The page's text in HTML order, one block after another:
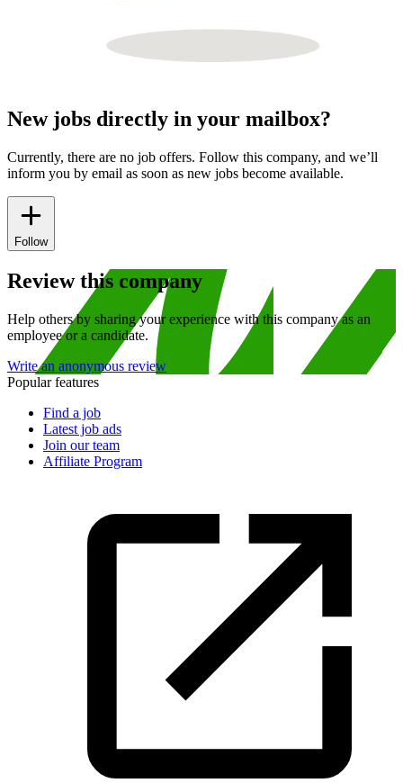
New jobs directly in your mailbox?
Currently, there are no job offers. Follow this company, and we’ll
inform you by email as soon as new jobs become available.
Follow
Review this company
Help others by sharing your experience with this company as an
employee or a candidate.
Write an anonymous review
Popular features
Find a job
Latest job ads
Join our team
Affiliate Program